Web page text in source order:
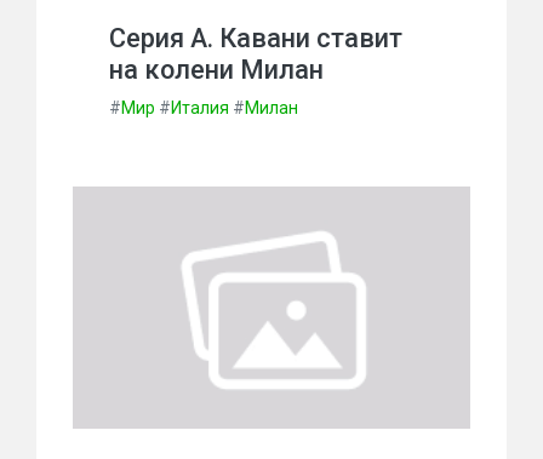
Серия А. Кавани ставит
на колени Милан
#Мир #Италия #Милан